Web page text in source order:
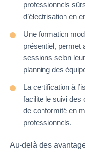
professionnels
d’électrisation en
Une formation
présentiel, permet
sessions selon
planning des
La certification à
facilite le suivi des
de conformité en
professionnels.
Au-delà des